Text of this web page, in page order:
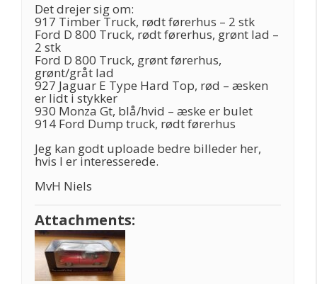
Det drejer sig om:
917 Timber Truck, rødt førerhus – 2 stk
Ford D 800 Truck, rødt førerhus, grønt lad –
2 stk
Ford D 800 Truck, grønt førerhus,
grønt/gråt lad
927 Jaguar E Type Hard Top, rød – æsken
er lidt i stykker
930 Monza Gt, blå/hvid – æske er bulet
914 Ford Dump truck, rødt førerhus
Jeg kan godt uploade bedre billeder her,
hvis I er interesserede.
MvH Niels
Attachments: